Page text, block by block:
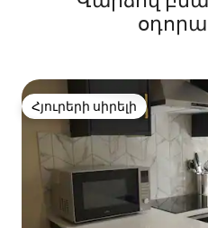
Հյուրերի սիրելի
Հյուրերի սիրելի